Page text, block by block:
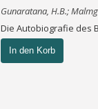
Gunaratana, H.B.;
Die Autobiografie des
In den Korb